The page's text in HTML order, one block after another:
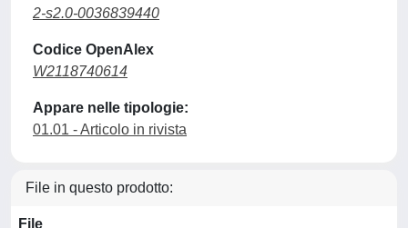
2-s2.0-0036839440
Codice OpenAlex
W2118740614
Appare nelle tipologie:
01.01 - Articolo in rivista
File in questo prodotto:
File